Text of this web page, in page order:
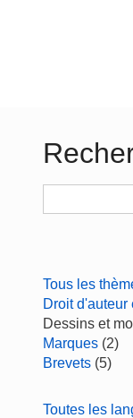
Tous les
Droit d'auteur
Dessins et
Marques (2)
Brevets (5)
Toutes les